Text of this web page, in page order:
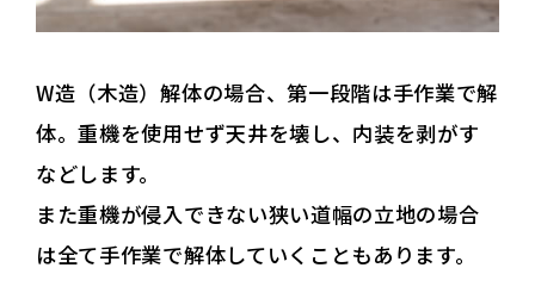
W造（木造）解体の場合、第一段階は手作業で解
体。重機を使用せず天井を壊し、内装を剥がす
などします。
また重機が侵入できない狭い道幅の立地の場合
は全て手作業で解体していくこともあります。